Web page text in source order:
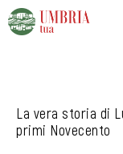
Vai
al
La vera storia di
primi Novecento